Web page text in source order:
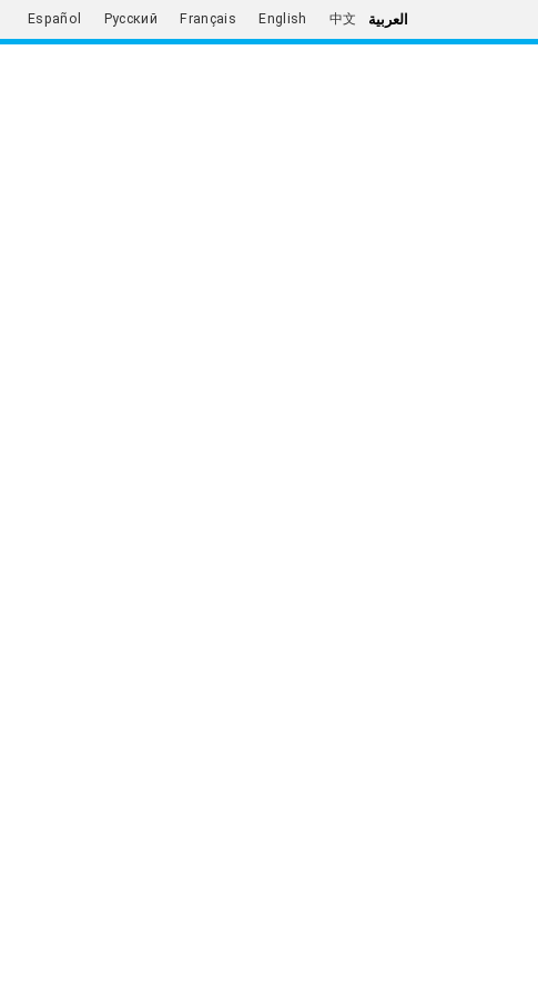
العربية 中文
English
Français
Русский
Español